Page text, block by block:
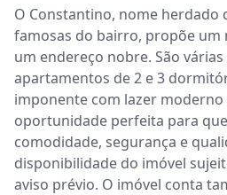
O Constantino, nome herdado
famosas do bairro, propõe um
um endereço nobre. São
apartamentos de 2 e 3
imponente com lazer moderno
oportunidade perfeita para
comodidade, segurança e
disponibilidade do imóvel
aviso prévio. O imóvel conta